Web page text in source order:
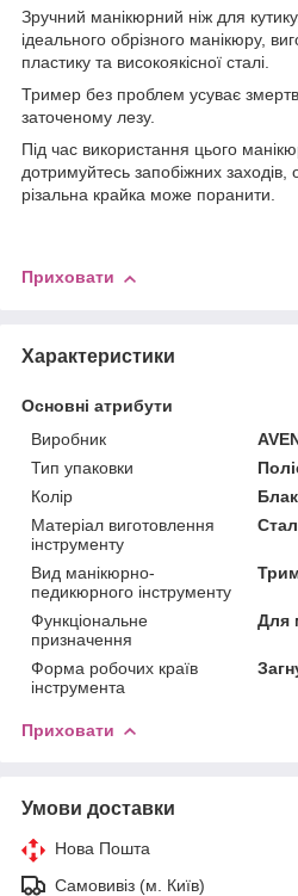
Зручний манікюрний ніж для
ідеального обрізного манікюру,
пластику та високоякісної сталі.
Тример без проблем усуває
заточеному лезу.
Під час використання цього
дотримуйтесь запобіжних заходів,
різальна крайка може поранити.
Приховати
Характеристики
Основні атрибути
Виробник
Тип упаковки
Колір
Матеріал виготовлення
інструменту
Вид манікюрно-
педикюрного інструменту
Функціональне
призначення
Для
Форма робочих країв
інструмента
Приховати
Умови доставки
Нова Пошта
Самовивіз (м. Київ)